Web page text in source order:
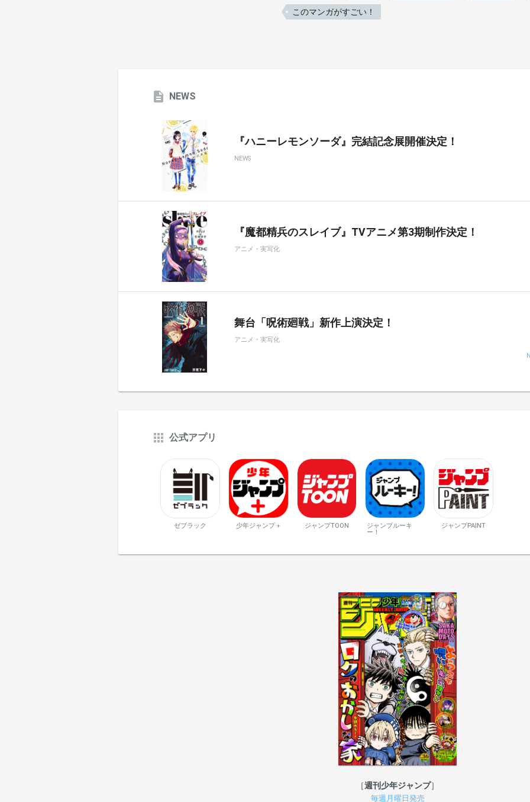
このマンガがすごい！
NEWS
『ハニーレモンソーダ』完結記念展開催決定！
NEWS
『魔都精兵のスレイブ』TVアニメ第3期制作決定！
アニメ・実写化
舞台「呪術廻戦」新作上演決定！
アニメ・実写化
公式アプリ
ゼブラック 少年ジャンプ＋ ジャンプTOON
ジャンプルーキ
ー！
ジャンプPAINT
週刊少年ジャンプ
毎週月曜日発売